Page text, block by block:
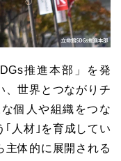
推進本部」を発
、世界とつながりチ
個人や組織をつな
｢人材｣を育成してい
主体的に展開される